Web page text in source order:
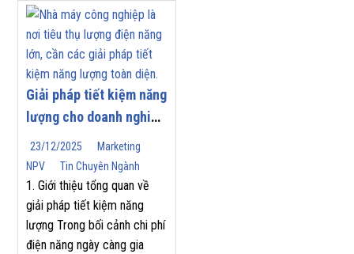
Giải pháp tiết kiệm năng
lượng cho doanh nghiệp
| Nam Phương Việt
23/12/2025
Marketing
NPV
Tin Chuyên Ngành
1. Giới thiệu tổng quan về
giải pháp tiết kiệm năng
lượng Trong bối cảnh chi phí
điện năng ngày càng gia